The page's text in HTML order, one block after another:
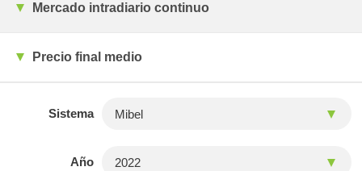
Mercado intradiario continuo
Precio final medio
Sistema
Año